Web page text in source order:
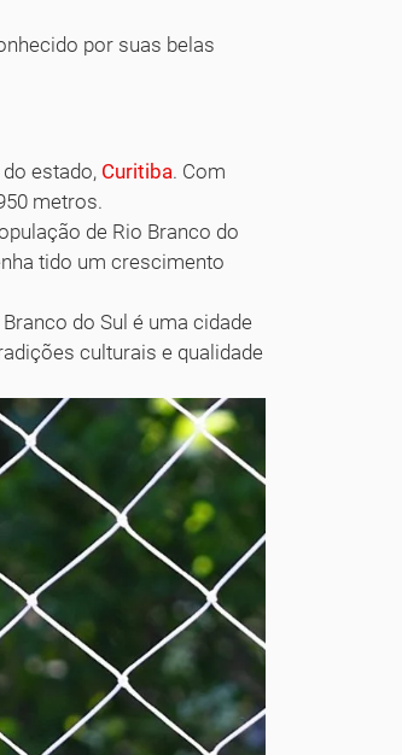
por suas belas
estado, Curitiba. Com
metros.
de Rio Branco do
tido um crescimento
do Sul é uma cidade
culturais e qualidade